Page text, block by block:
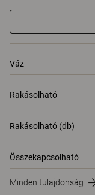
Váz
Rakásolható
Rakásolható (db)
Összekapcsolható
Minden tulajdonság